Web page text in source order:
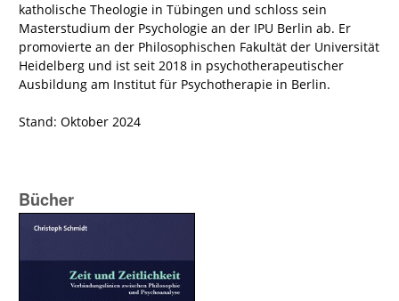
katholische Theologie in Tübingen und schloss sein
Masterstudium der Psychologie an der IPU Berlin ab. Er
promovierte an der Philosophischen Fakultät der Universität
Heidelberg und ist seit 2018 in psychotherapeutischer
Ausbildung am Institut für Psychotherapie in Berlin.
Stand: Oktober 2024
Bücher